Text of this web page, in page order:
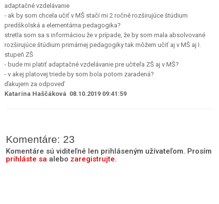
adaptačné vzdelávanie
- ak by som chcela učiť v MŠ stačí mi 2 ročné rozširujúce štúdium
predškolská a elementárna pedagogika?
stretla som sa s informáciou že v prípade, že by som mala absolvované
rozširujúce štúdium primárnej pedagogiky tak môžem učiť aj v MŠ aj I.
stupeň ZŠ
- bude mi platiť adaptačné vzdelávanie pre učiteľa ZŠ aj v MŠ?
- v akej platovej triede by som bola potom zaradená?
ďakujem za odpoveď
Katarína Haščáková 08.10.2019 09:41:59
Komentáre: 23
Komentáre sú viditeľné len prihláseným užívateľom. Prosím
prihláste sa alebo zaregistrujte.